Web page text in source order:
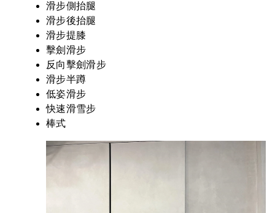
滑步側抬腿
滑步後抬腿
滑步提膝
擊劍滑步
反向擊劍滑步
滑步半蹲
低姿滑步
快速滑雪步
棒式